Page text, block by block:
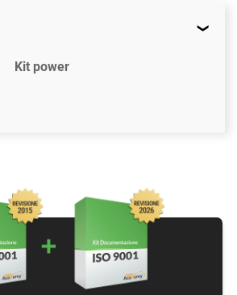
Kit power
documenti conformi alla ISO 9001:2015
tutorial (In inglese)
Gap Analysis ISO 9001